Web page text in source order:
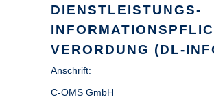
IENSTLEISTUNGS-I
ERORDUNG (DL-
Anschrift:
C-OMS GmbH